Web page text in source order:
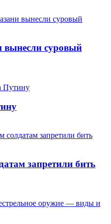
вынесли суровый
запретили бить